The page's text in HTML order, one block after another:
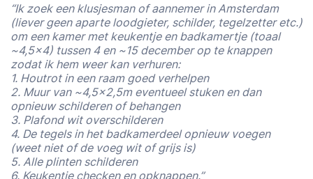
“Ik zoek een klusjesman of aannemer in Amsterdam
(liever geen aparte loodgieter, schilder, tegelzetter etc.)
om een kamer met keukentje en badkamertje (toaal
~4,5×4) tussen 4 en ~15 december op te knappen
zodat ik hem weer kan verhuren:
1. Houtrot in een raam goed verhelpen
2. Muur van ~4,5×2,5m eventueel stuken en dan
opnieuw schilderen of behangen
3. Plafond wit overschilderen
4. De tegels in het badkamerdeel opnieuw voegen
(weet niet of de voeg wit of grijs is)
5. Alle plinten schilderen
6. Keukentje checken en opknappen.”